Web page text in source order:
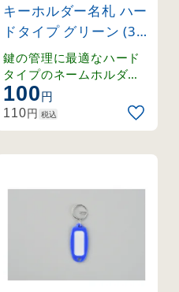
キーホルダー名札 ハー
ドタイプ グリーン (30
1002)
鍵の管理に最適なハード
タイプのネームホルダー
。豊富なカラーラインナ
ップで色分け管理も容易
です。
100円
110円 税込